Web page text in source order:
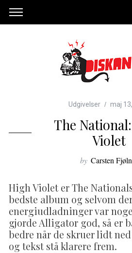
Udgivelser maj
The
Violet
by Carsten
High Violet er The
bedste album og selvom
energiudladninger var
gjorde Alligator god, så er
bedre når de skruer lidt
og tekst stå klarere frem.